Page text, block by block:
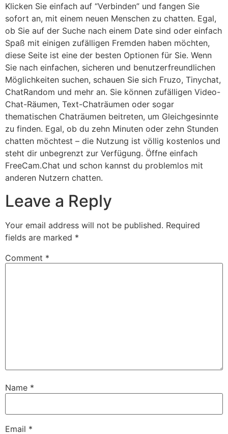
Klicken Sie einfach auf “Verbinden” und fangen Sie
sofort an, mit einem neuen Menschen zu chatten. Egal,
ob Sie auf der Suche nach einem Date sind oder einfach
Spaß mit einigen zufälligen Fremden haben möchten,
diese Seite ist eine der besten Optionen für Sie. Wenn
Sie nach einfachen, sicheren und benutzerfreundlichen
Möglichkeiten suchen, schauen Sie sich Fruzo, Tinychat,
ChatRandom und mehr an. Sie können zufälligen Video-
Chat-Räumen, Text-Chaträumen oder sogar
thematischen Chaträumen beitreten, um Gleichgesinnte
zu finden. Egal, ob du zehn Minuten oder zehn Stunden
chatten möchtest – die Nutzung ist völlig kostenlos und
steht dir unbegrenzt zur Verfügung. Öffne einfach
FreeCam.Chat und schon kannst du problemlos mit
anderen Nutzern chatten.
Leave a Reply
Your email address will not be published. Required
fields are marked *
Comment *
Name *
Email *